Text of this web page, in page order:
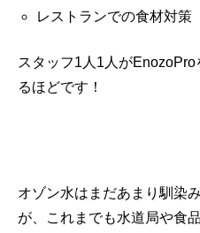
レストランでの食材対策
スタッフ1人1人が
るほどです！
オゾン水はまだあまり馴染
が、これまでも水道局や食